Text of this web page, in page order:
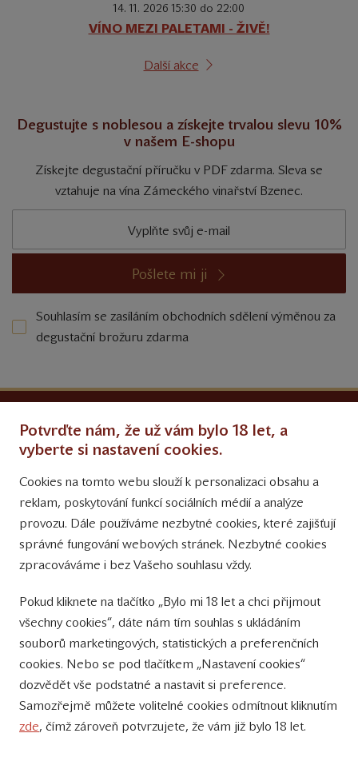
14. 11. 2026 15:30 do 22:00
VÍNO MEZI PALETAMI - ŽIVĚ!
Další akce
Degustujte s noblesou a získejte trvalou slevu 10%
v našem E-shopu
Získejte degustační příručku v PDF zdarma. Sleva se
vztahuje na vína Zámeckého vinařství Bzenec.
Pošlete mi ji
Souhlasím se zasíláním obchodních sdělení výměnou za
degustační brožuru zdarma
Obchodní podmínky
Přinášíme vám týdně
tipy na Facebooku
Sledujte nás
na Instagramu
Sledujte náš
YouTube kanál
Přihlášení k odběru novinek
Potvrďte nám, že už vám bylo 18 let, a
vyberte si nastavení cookies.
Cookies na tomto webu slouží k personalizaci obsahu a
reklam, poskytování funkcí sociálních médií a analýze
provozu. Dále používáme nezbytné cookies, které zajišťují
správné fungování webových stránek. Nezbytné cookies
zpracováváme i bez Vašeho souhlasu vždy.
Pokud kliknete na tlačítko „Bylo mi 18 let a chci přijmout
všechny cookies“, dáte nám tím souhlas s ukládáním
souborů marketingových, statistických a preferenčních
cookies. Nebo se pod tlačítkem „Nastavení cookies“
dozvědět vše podstatné a nastavit si preference.
Samozřejmě můžete volitelné cookies odmítnout kliknutím
zde, čímž zároveň potvrzujete, že vám již bylo 18 let.